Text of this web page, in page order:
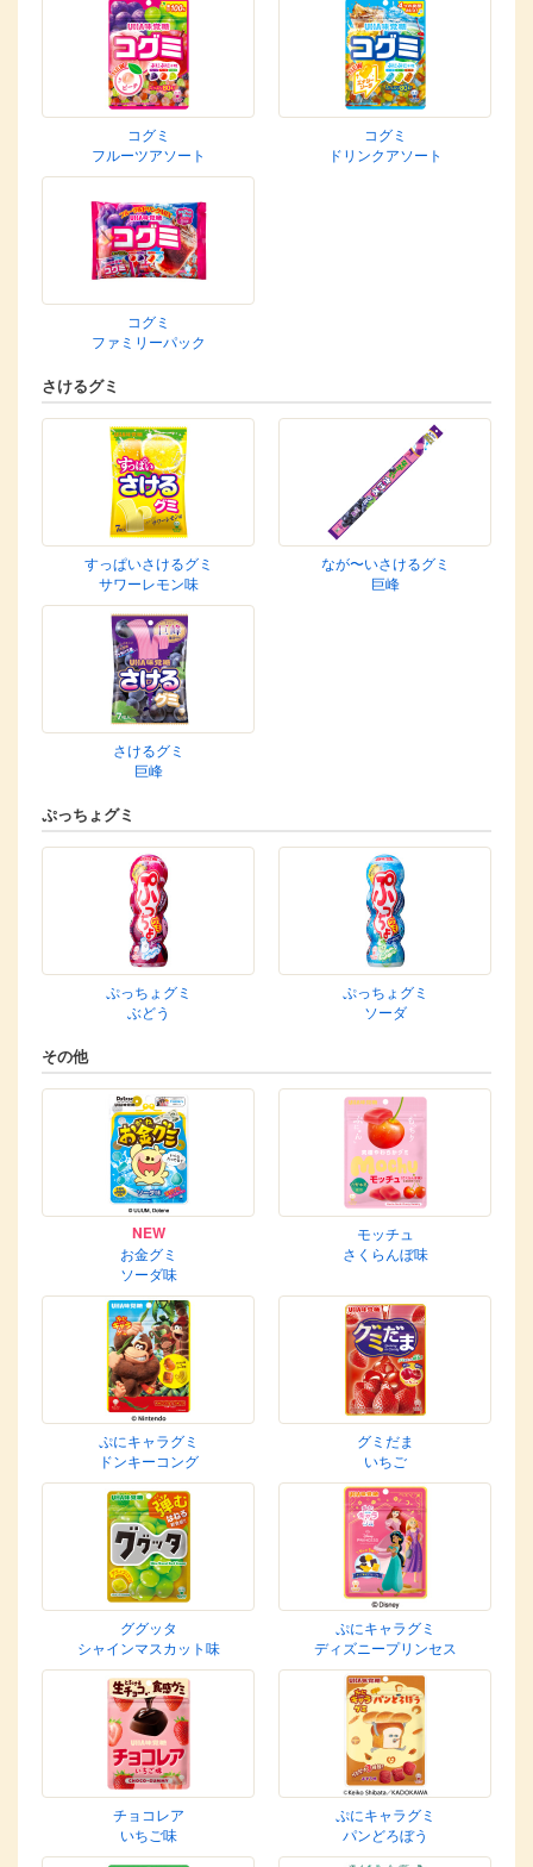
コグミ
フルーツアソート
コグミ
ドリンクアソート
コグミ
ファミリーパック
さけるグミ
すっぱいさけるグミ
サワーレモン味
なが〜いさけるグミ
巨峰
さけるグミ
巨峰
ぷっちょグミ
ぷっちょグミ
ぶどう
ぷっちょグミ
ソーダ
その他
NEW
お金グミ
ソーダ味
モッチュ
さくらんぼ味
ぷにキャラグミ
ドンキーコング
グミだま
いちご
ググッタ
シャインマスカット味
ぷにキャラグミ
ディズニープリンセス
チョコレア
いちご味
ぷにキャラグミ
パンどろぼう